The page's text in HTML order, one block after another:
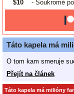
$10
- Soukromé
Táto kapela má
O tom kam smeruje
Přejít na článek
Táto kapela má milióny